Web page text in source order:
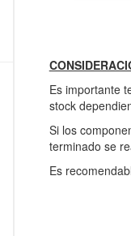
Es importante
stock
Si los
terminado se
Es